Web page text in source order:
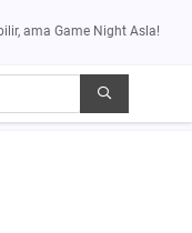
ama Game Night Asla!